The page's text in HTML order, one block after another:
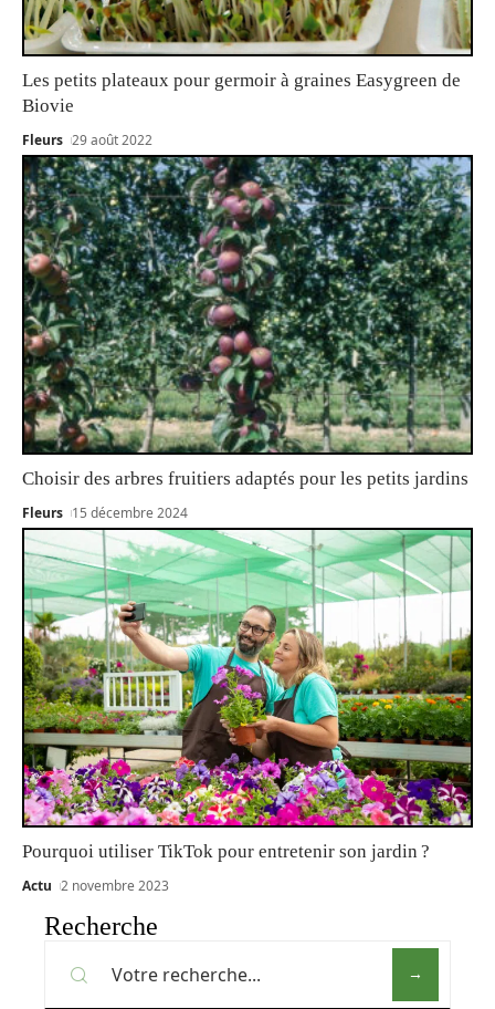
Les petits plateaux pour germoir à graines Easygreen de
Biovie
Fleurs 29 août 2022
Choisir des arbres fruitiers adaptés pour les petits jardins
Fleurs 15 décembre 2024
Pourquoi utiliser TikTok pour entretenir son jardin ?
Actu 2 novembre 2023
Recherche